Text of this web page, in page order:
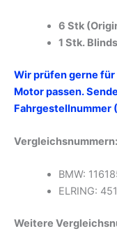
6 Stk
1 Stk.
Wir prüfen gerne für
Motor passen.
Fahrgestellnummer
Vergleichsnummern:
BMW:
ELRING:
Weitere